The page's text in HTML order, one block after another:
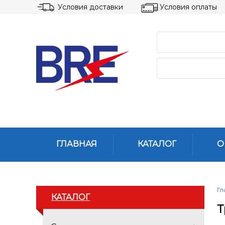
Условия доставки Условия оплаты
ГЛАВНАЯ КАТАЛОГ О
КАТАЛОГ